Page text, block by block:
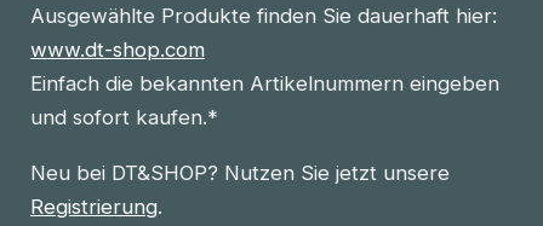
Ausgewählte Produkte finden Sie dauerhaft hier:
www.dt-shop.com
Einfach die bekannten Artikelnummern eingeben
und sofort kaufen.*
Neu bei DT&SHOP? Nutzen Sie jetzt unsere
Registrierung.